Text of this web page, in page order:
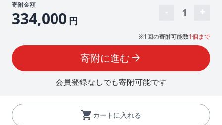
寄附金額
334,000 円
1
※1回の寄附可能数1個まで
寄附に進む arrow_forward
会員登録なしでも寄附可能です
shopping_cart カートに入れる